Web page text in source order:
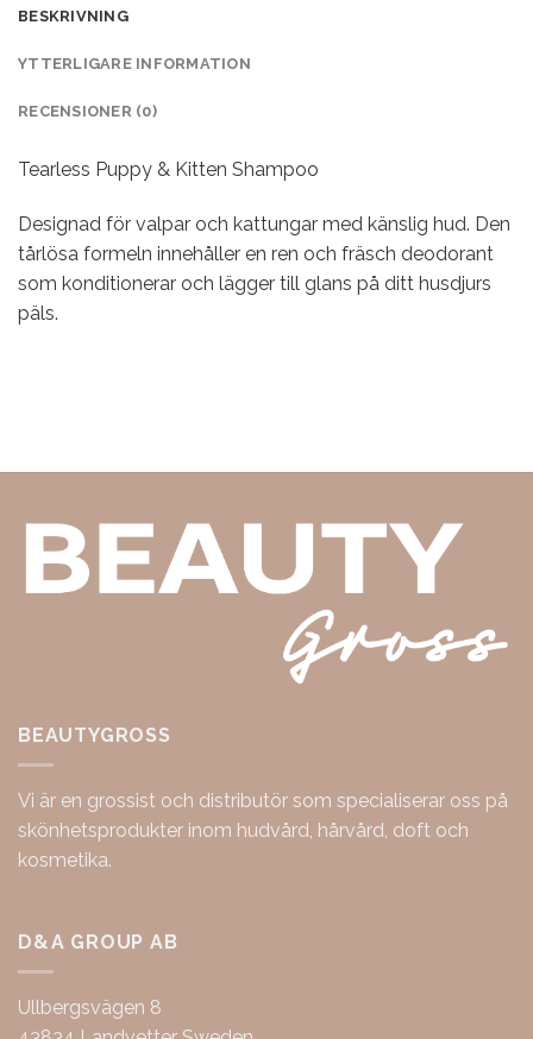
BESKRIVNING
YTTERLIGARE INFORMATION
RECENSIONER (0)
Tearless Puppy & Kitten Shampoo
Designad för valpar och kattungar med känslig hud. Den
tårlösa formeln innehåller en ren och fräsch deodorant
som konditionerar och lägger till glans på ditt husdjurs
päls.
BEAUTYGROSS
Vi är en grossist och distributör som specialiserar oss på
skönhetsprodukter inom hudvård, hårvård, doft och
kosmetika.
D&A GROUP AB
Ullbergsvägen 8